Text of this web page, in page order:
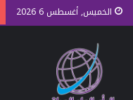
الخميس, أغسطس 6 2026